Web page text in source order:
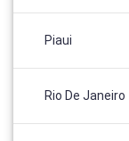
Piaui
Rio De Janeiro